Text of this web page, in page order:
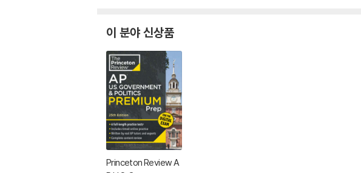
이 분야 신상품
Princeton Review A